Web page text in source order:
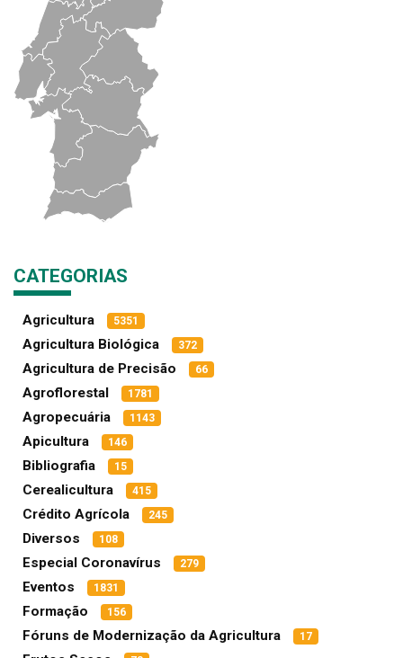
CATEGORIAS
Agricultura 5351
Agricultura Biológica 372
Agricultura de Precisão 66
Agroflorestal 1781
Agropecuária 1143
Apicultura 146
Bibliografia 15
Cerealicultura 415
Crédito Agrícola 245
Diversos 108
Especial Coronavírus 279
Eventos 1831
Formação 156
Fóruns de Modernização da Agricultura 17